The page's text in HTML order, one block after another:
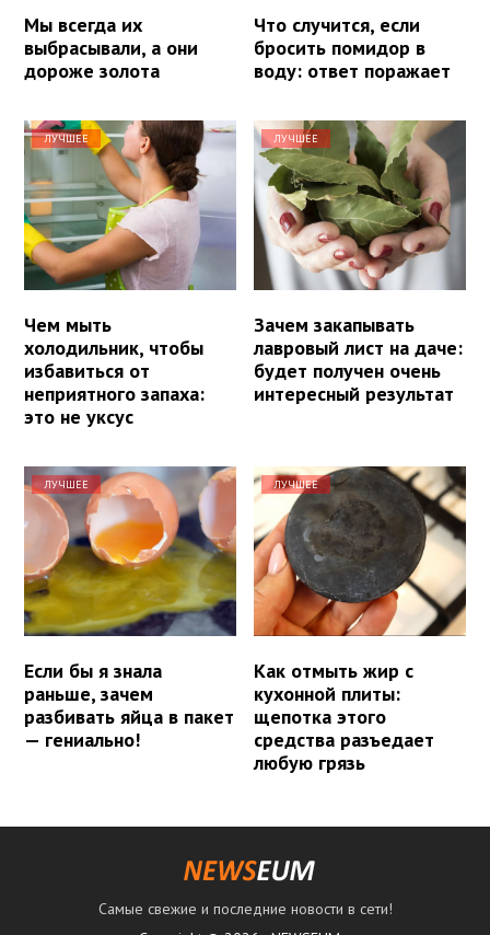
Мы всегда их
выбрасывали, а они
дороже золота
Что случится, если
бросить помидор в
воду: ответ поражает
ЛУЧШЕЕ
Чем мыть
холодильник, чтобы
избавиться от
неприятного запаха:
это не уксус
ЛУЧШЕЕ
Зачем закапывать
лавровый лист на даче:
будет получен очень
интересный результат
ЛУЧШЕЕ
Если бы я знала
раньше, зачем
разбивать яйца в пакет
— гениально!
ЛУЧШЕЕ
Как отмыть жир с
кухонной плиты:
щепотка этого
средства разъедает
любую грязь
Самые свежие и последние новости в сети!